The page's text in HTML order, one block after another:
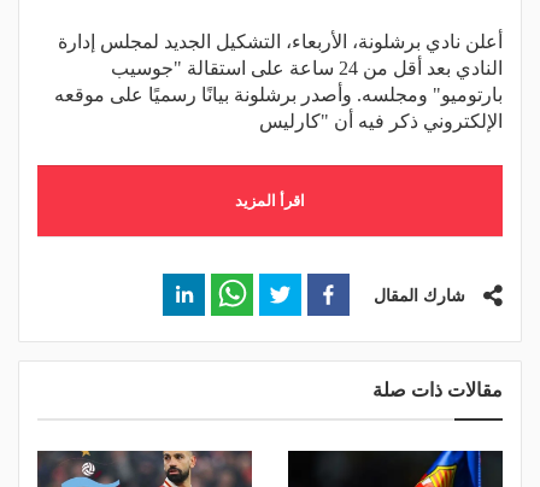
أعلن نادي برشلونة، الأربعاء، التشكيل الجديد لمجلس إدارة
النادي بعد أقل من 24 ساعة على استقالة "جوسيب
بارتوميو" ومجلسه. وأصدر برشلونة بيانًا رسميًا على موقعه
الإلكتروني ذكر فيه أن "كارليس
اقرأ المزيد
شارك المقال
مقالات ذات صلة